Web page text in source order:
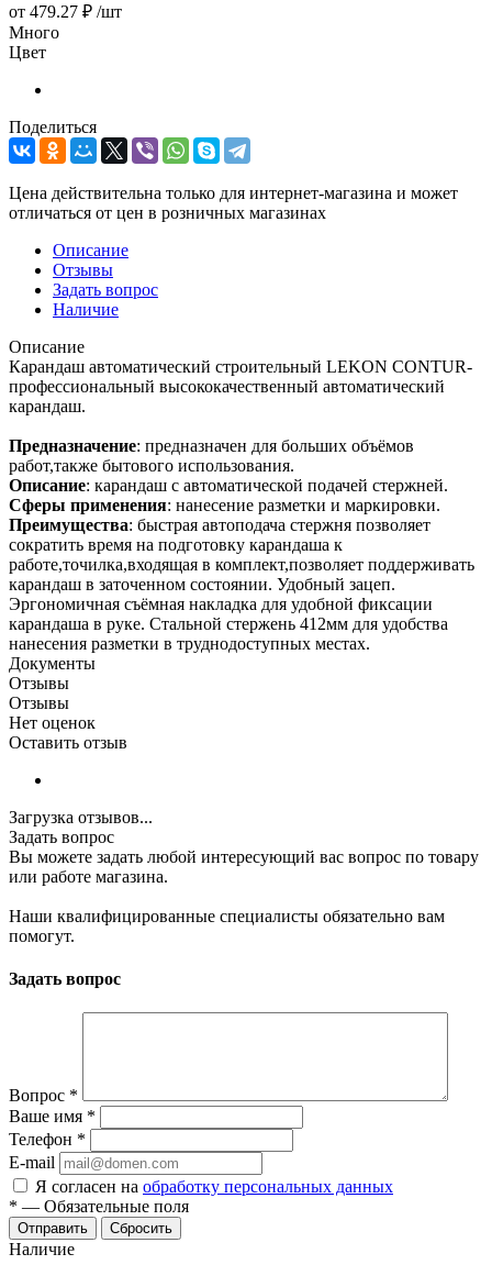
от 479.27 ₽ /шт
Много
Цвет
Поделиться
Цена действительна только для интернет-магазина и может
отличаться от цен в розничных магазинах
Описание
Отзывы
Задать вопрос
Наличие
Описание
Карандаш автоматический строительный LEKON CONTUR-
профессиональный высококачественный автоматический
карандаш.
Предназначение: предназначен для больших объёмов
работ,также бытового использования.
Описание: карандаш с автоматической подачей стержней.
Сферы применения: нанесение разметки и маркировки.
Преимущества: быстрая автоподача стержня позволяет
сократить время на подготовку карандаша к
работе,точилка,входящая в комплект,позволяет поддерживать
карандаш в заточенном состоянии. Удобный зацеп.
Эргономичная съёмная накладка для удобной фиксации
карандаша в руке. Стальной стержень 412мм для удобства
нанесения разметки в труднодоступных местах.
Документы
Отзывы
Отзывы
Нет оценок
Оставить отзыв
Загрузка отзывов...
Задать вопрос
Вы можете задать любой интересующий вас вопрос по товару
или работе магазина.
Наши квалифицированные специалисты обязательно вам
помогут.
Задать вопрос
Вопрос *
Ваше имя *
Телефон *
E-mail
Я согласен на обработку персональных данных
* — Обязательные поля
Сбросить
Наличие